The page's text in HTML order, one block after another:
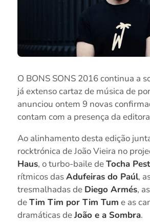
O BONS SONS 2016 continua a
já extenso cartaz de música de
anunciou ontem 9 novas
contam com a presença da editora
Ao alinhamento desta edição
rocktrónica de João Vieira no
Haus, o turbo-baile deTocha
rítmicos dasAdufeiras do Paúl,
tresmalhadas de Diego Armés,
deTim Tim por Tim Tum e as
dramáticas deJoão e a Sombra.